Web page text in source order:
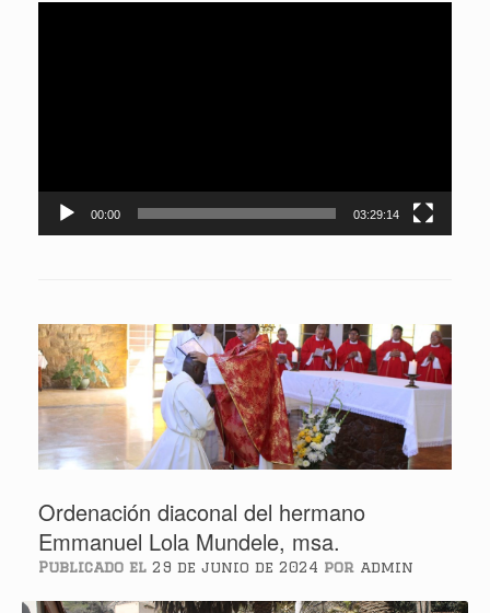
00:00 03:29:14
Ordenación diaconal del hermano
Emmanuel Lola Mundele, msa.
Publicado el 29 de junio de 2024 por admin